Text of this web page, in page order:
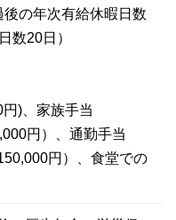
の年次有給休暇日数
数20日）
)、家族手当
円）、通勤手当
円）、食堂での